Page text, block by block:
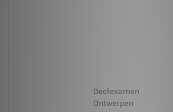
Deelexamen
Ontwerpen